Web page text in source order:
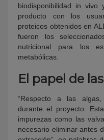
biodisponibilidad in
producto con los
proteicos obtenidos en
fueron los
nutricional para los
metabólicas.
El papel de
“Respecto a las
durante el proyecto.
impurezas como las
necesario eliminar antes